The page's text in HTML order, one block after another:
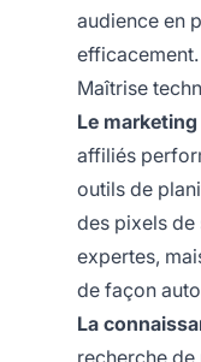
audience en
efficacement.
Maîtrise
Le
affiliés
outils de
des pixels de
expertes,
de façon
La
recherche